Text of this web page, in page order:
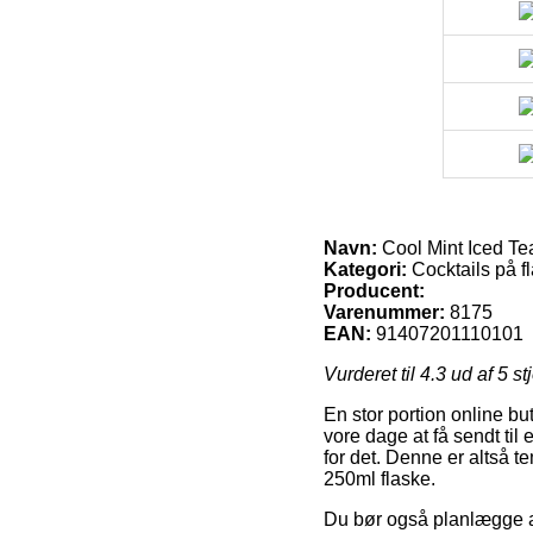
Navn: Cool Mint Iced
Kategori: Cocktails på
Producent:
Varenummer: 8175
EAN: 91407201110101
Vurderet til 4.3 ud af 5
En stor portion online
vore dage at få sendt til
for det. Denne er altså
250ml flaske.
Du bør også planlægge